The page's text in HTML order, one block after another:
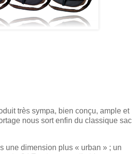
très sympa, bien conçu, ample et
nous sort enfin du classique sac
une dimension plus « urban » ; un